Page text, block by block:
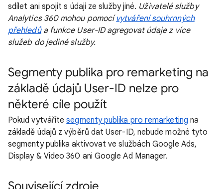
sdílet ani spojit s údaji ze služby jiné. Uživatelé služby
Analytics 360 mohou pomocívytváření souhrnných
přehledůa funkce User-ID agregovat údaje z více
služeb do jediné služby.
Segmenty publika pro remarketing na
základě údajů User-ID nelze pro
některé cíle použít
Pokud vytvářítesegmenty publika pro remarketing na
základě údajů z výběrů dat User-ID, nebude možné tyto
segmenty publika aktivovat ve službách Google Ads,
Display & Video 360 ani Google Ad Manager.
Související zdroje